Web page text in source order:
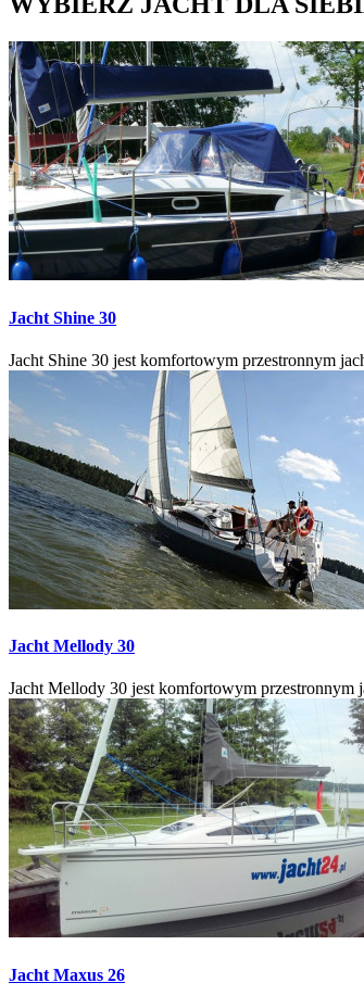
Jacht Shine 30
Jacht Shine 30 jest komfortowym przestronnym
Jacht Mellody 30
Jacht Mellody 30 jest komfortowym przestronnym
Jacht Maxus 26